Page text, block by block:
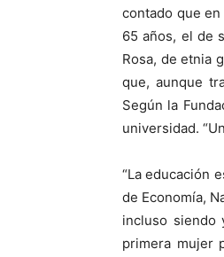
contado que
65 años, el de
Rosa, de etnia
que, aunque
Según la
universidad.
“La educación
de Economía,
incluso siendo
primera mujer